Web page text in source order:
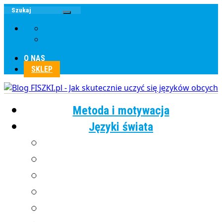
O NAS
SKLEP
Metoda i motywacja
Języki świata